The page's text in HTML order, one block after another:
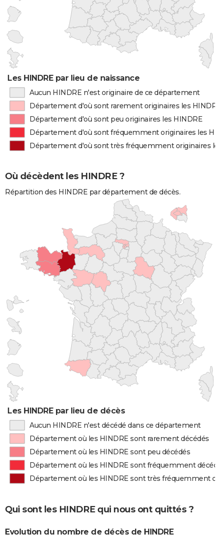
Les HINDRE par lieu de naissance
Aucun HINDRE n'est originaire de ce département
Département d'où sont rarement originaires les
Département d'où sont peu originaires les HINDRE
Département d'où sont fréquemment originaires les
Département d'où sont très fréquemment originaires
Où décèdent les HINDRE ?
Répartition des HINDRE par département de décès.
Les HINDRE par lieu de décès
Aucun HINDRE n'est décédé dans ce département
Département où les HINDRE sont rarement décédés
Département où les HINDRE sont peu décédés
Département où les HINDRE sont fréquemment
Département où les HINDRE sont très fréquemment
Qui sont les HINDRE qui nous ont quittés ?
Evolution du nombre de décès de HINDRE